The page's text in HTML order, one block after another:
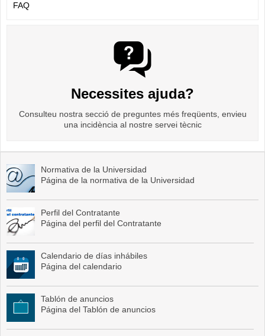
FAQ
Necessites ajuda?
Consulteu nostra secció de preguntes més freqüents, envieu
una incidència al nostre servei tècnic
Normativa de la Universidad
Página de la normativa de la Universidad
Perfil del Contratante
Página del perfil del Contratante
Calendario de días inhábiles
Página del calendario
Tablón de anuncios
Página del Tablón de anuncios